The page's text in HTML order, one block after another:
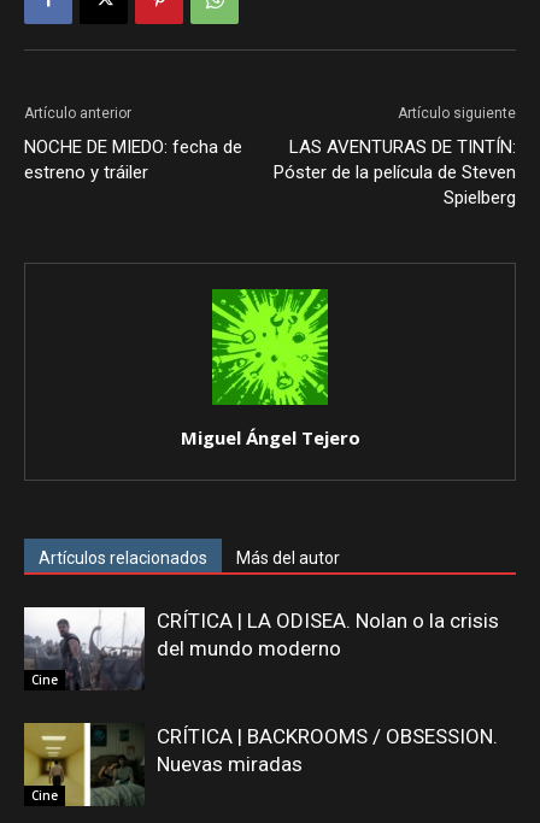
Artículo anterior
NOCHE DE MIEDO: fecha de
estreno y tráiler
Artículo siguiente
LAS AVENTURAS DE TINTÍN:
Póster de la película de Steven
Spielberg
Miguel Ángel Tejero
Artículos relacionados Más del autor
Cine
CRÍTICA | LA ODISEA. Nolan o la crisis
del mundo moderno
Cine
CRÍTICA | BACKROOMS / OBSESSION.
Nuevas miradas